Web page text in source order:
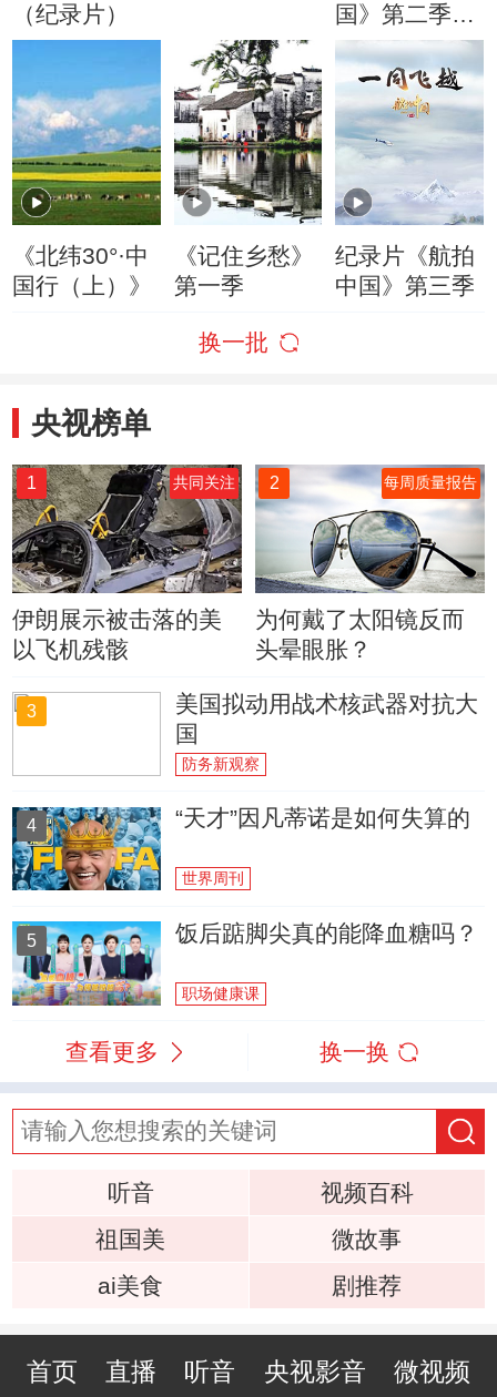
（纪录片）
国》第二季精
切视频
《北纬30°·中
国行（上）》
《记住乡愁》
第一季
纪录片《航拍
中国》第三季
换一批
央视榜单
1 共同关注
伊朗展示被击落的美
以飞机残骸
2 每周质量报告
为何戴了太阳镜反而
头晕眼胀？
3
美国拟动用战术核武器对抗大
国
防务新观察
4 “天才”因凡蒂诺是如何失算的
世界周刊
5 饭后踮脚尖真的能降血糖吗？
职场健康课
查看更多 换一换
听音
视频百科
祖国美
微故事
ai美食
剧推荐
首页 直播 听音 央视影音 微视频